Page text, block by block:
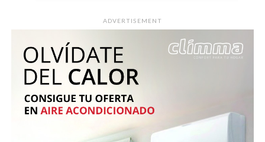
ADVERTISEMENT